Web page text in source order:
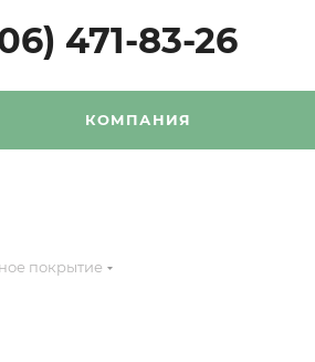
471-83-26
КОМПАНИЯ
покрытие